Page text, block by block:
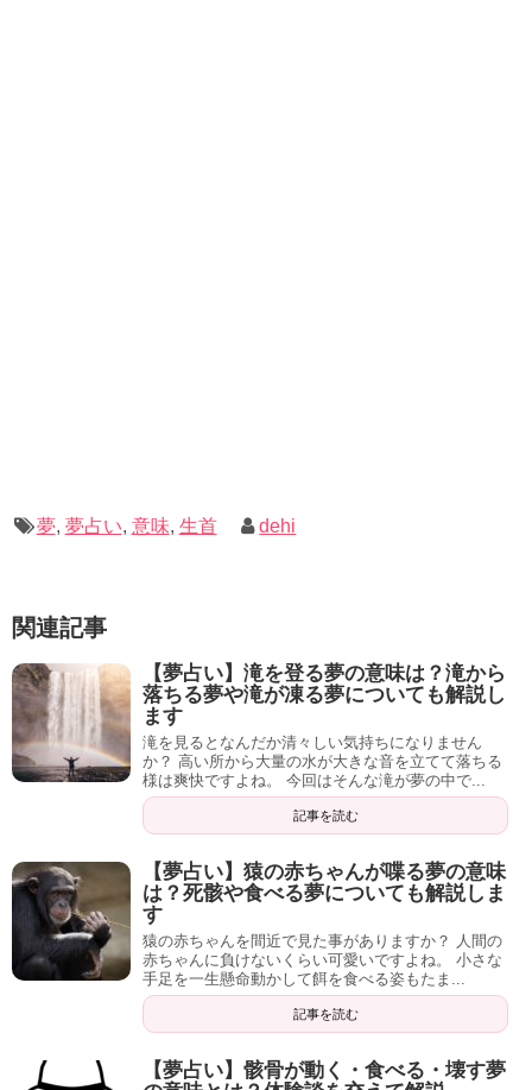
夢, 夢占い, 意味, 生首 dehi
関連記事
【夢占い】滝を登る夢の意味は？滝から
落ちる夢や滝が凍る夢についても解説し
ます
滝を見るとなんだか清々しい気持ちになりません
か？ 高い所から大量の水が大きな音を立てて落ちる
様は爽快ですよね。 今回はそんな滝が夢の中で...
記事を読む
【夢占い】猿の赤ちゃんが喋る夢の意味
は？死骸や食べる夢についても解説しま
す
猿の赤ちゃんを間近で見た事がありますか？ 人間の
赤ちゃんに負けないくらい可愛いですよね。 小さな
手足を一生懸命動かして餌を食べる姿もたま...
記事を読む
【夢占い】骸骨が動く・食べる・壊す夢